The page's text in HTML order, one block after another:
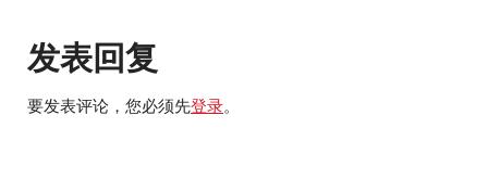
发表回复
要发表评论，您必须先登录。